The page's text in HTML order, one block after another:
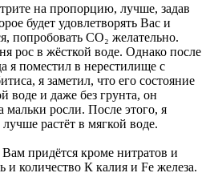
на пропорцию, лучше, задав
будет удовлетворять Вас и
попробовать СО₂ желательно.
рос в жёсткой воде. Однако после
я поместил в нерестилище с
я заметил, что его состояние
воде и даже без грунта, он
мальки росли. После этого, я
растёт в мягкой воде.
придётся кроме нитратов и
и количество К калия и Fe железа.